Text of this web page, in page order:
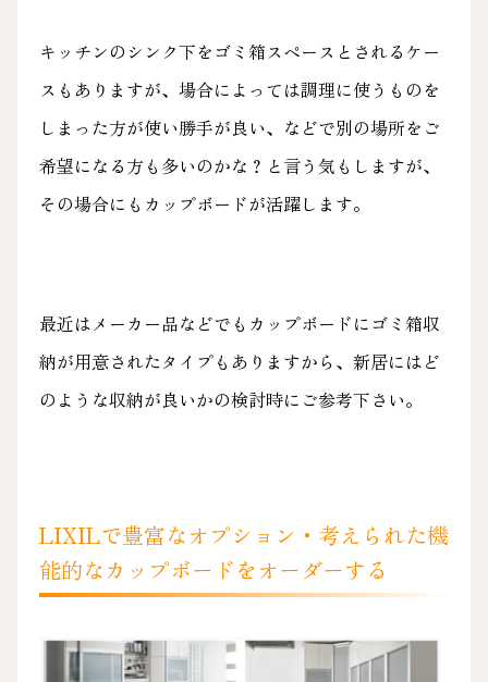
キッチンのシンク下をゴミ箱スペースとされるケー
スもありますが、場合によっては調理に使うものを
しまった方が使い勝手が良い、などで別の場所をご
希望になる方も多いのかな？と言う気もしますが、
その場合にもカップボードが活躍します。
最近はメーカー品などでもカップボードにゴミ箱収
納が用意されたタイプもありますから、新居にはど
のような収納が良いかの検討時にご参考下さい。
LIXILで豊富なオプション・考えられた機
能的なカップボードをオーダーする